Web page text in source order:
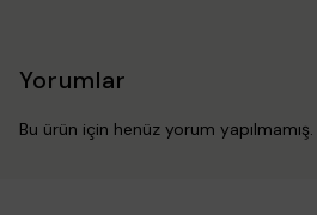
Yorumlar
Bu ürün için henüz yorum yapılmamış.